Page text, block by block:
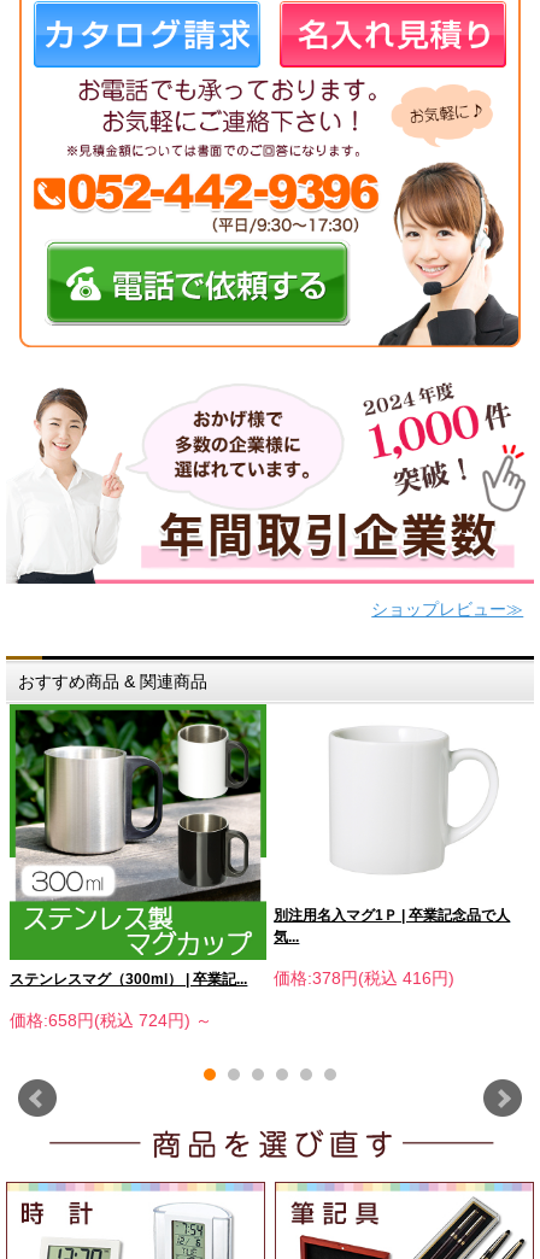
ショップレビュー≫
おすすめ商品 & 関連商品
ステンレスマグ（300ml） | 卒業記...
価格:658円(税込 724円) ～
別注用名入マグ1Ｐ | 卒業記念品で人
気...
価格:378円(税込 416円)